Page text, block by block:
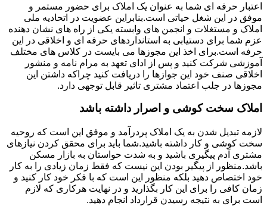
اعتبار حرفه ای شما به عنوان یک املاک برای حضور مستمر و
موفق در این شغل حیاتی است.بنابراین عضویت در اتحادیه ملی
املاک و مستغلات و انجمن های وابسته یکی از راه های نشان دهنده
عزم شما برای دستیابی به استانداردهای حرفه ای و اخلاقی در این
حرفه است.برای اخذ این مجوزها می بایست در کلاس های مختلف
آموزشی شرکت کنید و پس از ادای تعهد به مرام نامه و منشور
اخلاقی صنف خود این جوازها را دریافت کنید چراکه داشتن این
مجوزها در جلب اعتماد مشتری تاثیر قابل توجهی دارد.
املاک سخت کوشی و اصرار داشته باشد
لازمه تبدیل شدن به یک املاک پردرآمد و موفق این است که روحیه
سخت کوشی و کار داشته باشید.شما باید برای محقق کردن نیازهای
مشتری آدم پیگیری باشید و به شدت حواستان به بازار مسکن
باشد.منظور از پیگیر بودن این نیست که فقط زمان زیادی را به کار
خود اختصاص دهید بلکه منظور این است که با فکر خود کار کنید و
زمان کافی را برای این کار بگذارید و در نهایت هرکاری که لازم
است برای به نتیجه رسیدن قرارداد انجام دهید.